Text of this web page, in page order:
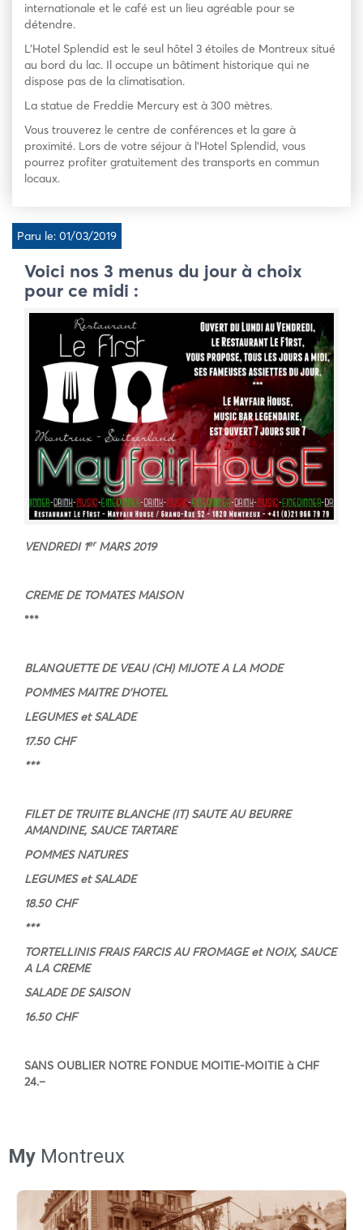
internationale et le café est un lieu agréable pour se
détendre.
L’Hotel Splendid est le seul hôtel 3 étoiles de Montreux situé
au bord du lac. Il occupe un bâtiment historique qui ne
dispose pas de la climatisation.
La statue de Freddie Mercury est à 300 mètres.
Vous trouverez le centre de conférences et la gare à
proximité. Lors de votre séjour à l’Hotel Splendid, vous
pourrez profiter gratuitement des transports en commun
locaux.
Paru le: 01/03/2019
Voici nos 3 menus du jour à choix
pour ce midi :
VENDREDI 1erMARS 2019
CREME DE TOMATES MAISON
***
BLANQUETTE DE VEAU (CH) MIJOTE A LA MODE
POMMES MAITRE D’HOTEL
LEGUMES et SALADE
17.50 CHF
***
FILET DE TRUITE BLANCHE (IT) SAUTE AU BEURRE
AMANDINE, SAUCE TARTARE
POMMES NATURES
LEGUMES et SALADE
18.50 CHF
***
TORTELLINIS FRAIS FARCIS AU FROMAGE et NOIX, SAUCE
A LA CREME
SALADE DE SAISON
16.50 CHF
SANS OUBLIER NOTRE FONDUE MOITIE-MOITIE à CHF
24.–
My Montreux